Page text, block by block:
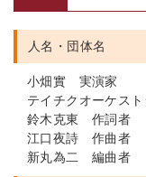
人名・団体名
小畑實 実演家
テイチクオーケス
鈴木克東 作詞者
江口夜詩 作曲者
新丸為二 編曲者